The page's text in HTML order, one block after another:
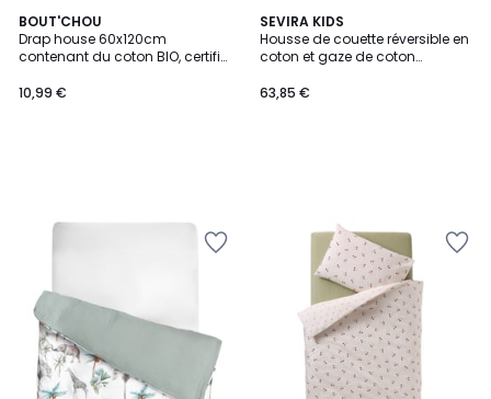
BOUT'CHOU
Drap house 60x120cm
contenant du coton BIO, certifié
10,99 €
SEVIRA KIDS
Housse de couette réversible en
coton et gaze de coton
63,85 €